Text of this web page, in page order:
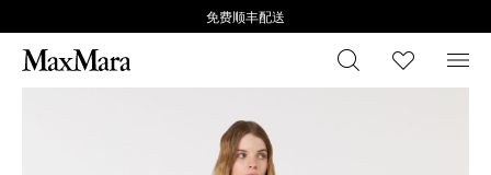
免费顺丰配送
搜索 心愿清
菜